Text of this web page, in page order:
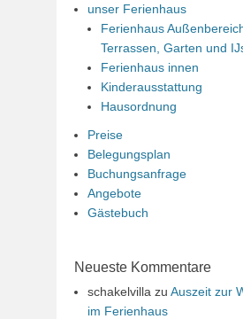
unser Ferienhaus
Ferienhaus
Terrassen, Garten und
Ferienhaus innen
Kinderausstattung
Hausordnung
Preise
Belegungsplan
Buchungsanfrage
Angebote
Gästebuch
Neueste Kommentare
schakelvilla zu Auszeit zur
im Ferienhaus